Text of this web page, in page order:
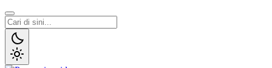
Lewati
ke
konten